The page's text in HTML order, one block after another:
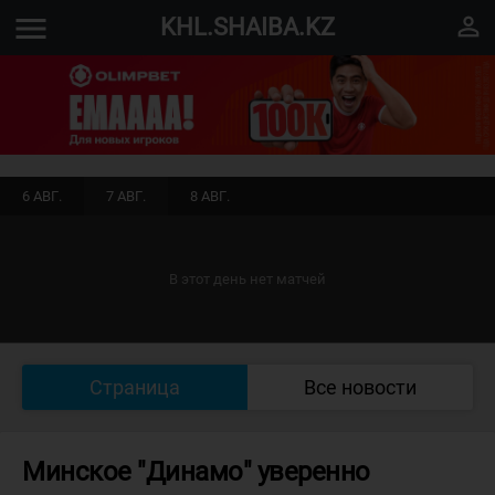
menu KHL.SHAIBA.KZ perm_identity
6 АВГ. 7 АВГ. 8 АВГ.
В этот день нет матчей
Страница Все новости
Минское "Динамо" уверенно